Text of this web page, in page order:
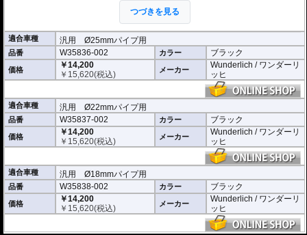
パットは高剛性エンジニアリング樹脂を採用。また、 パット正面にはアルミニ
ウム製プレートを設置することで、機能的なイメージを演出。
多くのエンシンガード、タンクガードに設置可能。(サイズ情報をもとに事前に
ご確認ください)
本体寸法 : 80mm x 55mm
車体側クランプ部分の厚さ : 約5mm
左右セット
つづきを見る
適合車種 汎用 Ø25mmパイプ用
品番 W35836-002 カラー ブラック
価格
￥14,200
￥ 15,620(税込) メーカー
Wunderlich / ワンダーリ
ッヒ
適合車種 汎用 Ø22mmパイプ用
品番 W35837-002 カラー ブラック
価格
￥14,200
￥ 15,620(税込) メーカー
Wunderlich / ワンダーリ
ッヒ
適合車種 汎用 Ø18mmパイプ用
品番 W35838-002 カラー ブラック
価格
￥14,200
￥ 15,620(税込) メーカー
Wunderlich / ワンダーリ
ッヒ